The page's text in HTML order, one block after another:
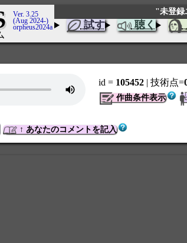
Ver. 3.25
(Aug 2024-)
orpheus2024a
"未登録
試す 聴く
id = 105452 | 技術点=
作曲条件表示
↑ あなたのコメントを記入